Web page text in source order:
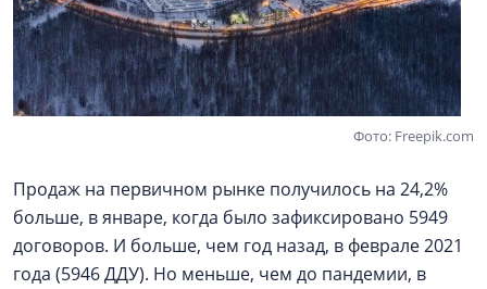
Фото: Freepik.com
Продаж на первичном рынке получилось на 24,2%
больше, в январе, когда было зафиксировано 5949
договоров. И больше, чем год назад, в феврале 2021
года (5946 ДДУ). Но меньше, чем до пандемии, в